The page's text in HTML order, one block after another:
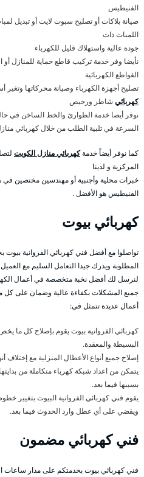
الفنيطيس
صيانة بلاكات أو تصليح سبوت لايت أو تبديل
اللمبات ذات
جودة عالية واستهلاك قليل للكهرباء
نأيضا وفر خدمة تركيب قاطع حماية للمنازل أو
القواطع الكهربائية
تصليح أجهزة الكهرباء وصيانة محركاتها
كهربائي شاطر ورخيص
نوفر أيضا خدمة الطوارئ والخط الساخن في
السرعة في تلبية الطلب من خلال كهربائي
كما نوفر أيضاً خدمةكهربائي منازل الكويت
المركزية و لدينا
خبرات محلية وأجنبية أو مهندسين مختصين في
الفنيطيس هو الأفضل .
كهربائي بيوت
تواصلوا مع أفضل فني كهربائي الفروانية
المطلوبة ويدرك جيدا التعامل السليم مع
لنرسل لك أفضل نخبة متخصصة في أعمال
جميع المشكلات بكفاءة عالية وضمان على كل
أعمال عديدة تتمثل في:
كهربائي الفروانية بيوت يقوم بإصلاح كل ما
البسيطة والمعقدة.
إصلاح جميع أنواع الأعطال المنزلية مع
يتمكن من اعداد شبكة كهرباء متكاملة من
بسببها فيما بعد.
يقوم فني كهربائي الفروانية البيوت بتغيير
ويقضي على أي عطل وارد الحدوث فيما بعد.
فني كهربائي مضمون
فني كهربائي بيوت بخدمتكم على مدار